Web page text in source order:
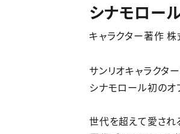
シナモロー
キャラクター著作
サンリオキャラクタ
シナモロール初のオ
世代を超えて愛され